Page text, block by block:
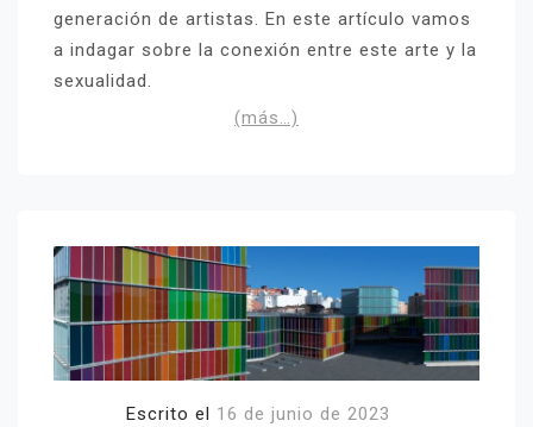
generación de artistas. En este artículo vamos
a indagar sobre la conexión entre este arte y la
sexualidad.
(más…)
Escrito el 16 de junio de 2023